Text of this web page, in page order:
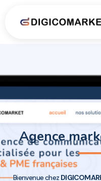
Agence
Bienvenue chez